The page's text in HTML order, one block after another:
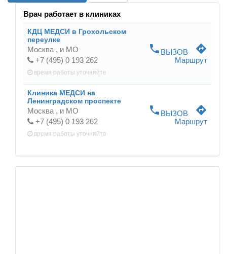
Врач работает в клиниках
КДЦ МЕДСИ в Грохольском
переулке
Москва , и МО
+7 (495) 0 193 262
время работы уточняйте
phone ВЫЗОВ directions
Маршрут
Клиника МЕДСИ на
Ленинградском проспекте
Москва , и МО
+7 (495) 0 193 262
время работы уточняйте
phone ВЫЗОВ directions
Маршрут